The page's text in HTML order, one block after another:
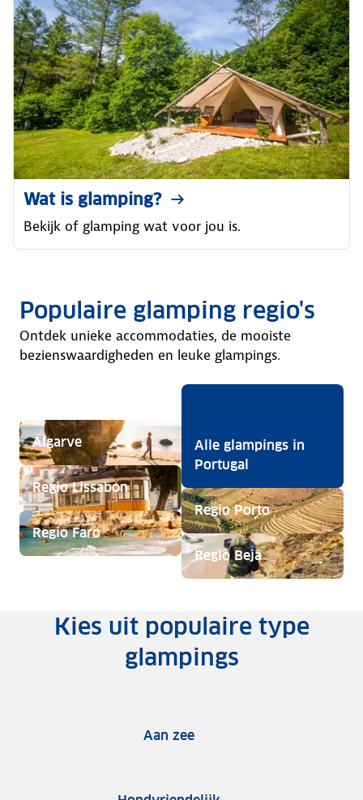
Wat is glamping?
Bekijk of glamping wat voor jou is.
Populaire glamping regio's
Ontdek unieke accommodaties, de mooiste
bezienswaardigheden en leuke glampings.
Algarve
Regio Lissabon
Regio Faro
Alle glampings in
Portugal
Regio Porto
Regio Beja
Kies uit populaire type
glampings
Aan zee